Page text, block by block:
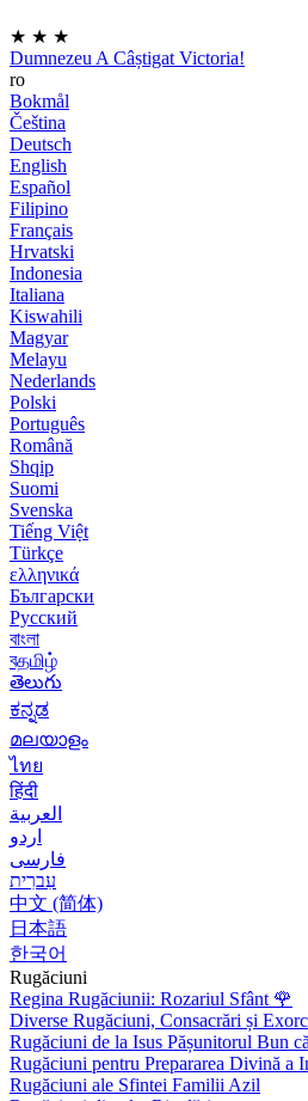
★ ★ ★
Dumnezeu A Câștigat Victoria!
ro
Bokmål
Čeština
Deutsch
English
Español
Filipino
Français
Hrvatski
Indonesia
Italiana
Kiswahili
Magyar
Melayu
Nederlands
Polski
Português
Română
Shqip
Suomi
Svenska
Tiếng Việt
Türkçe
ελληνικά
Български
Русский
বাংলা
বதமிழ்
తెలుగు
ಕನ್ನಡ
മലയാളം
ไทย
हिंदी
العربية
اردو
فارسی
עִברִית
中文 (简体)
日本語
한국어
Rugăciuni
Regina Rugăciunii: Rozariul Sfânt 🌹
Diverse Rugăciuni, Consacrări și
Rugăciuni de la Isus Pășunitorul Bun
Rugăciuni pentru Prepararea Divină a
Rugăciuni ale Sfintei Familii Azil